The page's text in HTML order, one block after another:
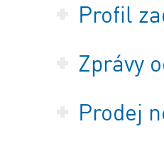
Profil
Zprávy
Prodej